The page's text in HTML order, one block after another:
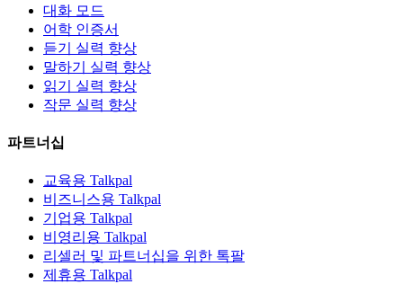
대화 모드
어학 인증서
듣기 실력 향상
말하기 실력 향상
읽기 실력 향상
작문 실력 향상
파트너십
교육용 Talkpal
비즈니스용 Talkpal
기업용 Talkpal
비영리용 Talkpal
리셀러 및 파트너십을 위한 톡팔
제휴용 Talkpal